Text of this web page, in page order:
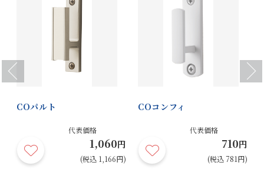
Previous
COパルト
代表価格
1,060円
(税込 1,166円)
COコンフィ
代表価格
710円
(税込 781円)
Next